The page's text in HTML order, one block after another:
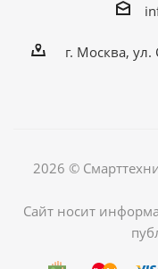
г. Москва,
2026 ©
Сайт носит